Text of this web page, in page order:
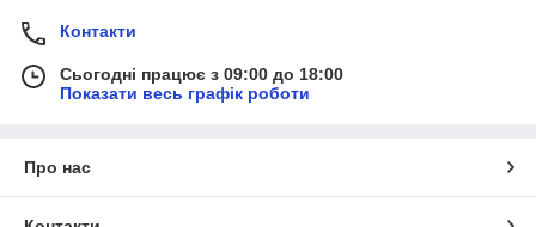
Контакти
Сьогодні працює з 09:00 до 18:00
Показати весь графік роботи
Про нас